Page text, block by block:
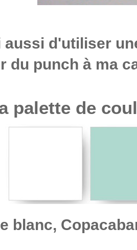
d'utiliser
du punch à ma
palette de
blanc,